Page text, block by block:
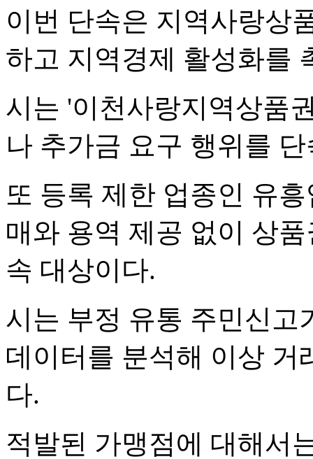
이번 단속은 지역사랑상
하고 지역경제 활성화를
시는 '이천사랑지역상품
나 추가금 요구 행위를
또 등록 제한 업종인 유
매와 용역 제공 없이 상
속 대상이다.
시는 부정 유통 주민신고
데이터를 분석해 이상 거
다.
적발된 가맹점에 대해서